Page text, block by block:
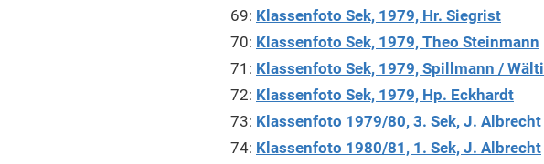
69: Klassenfoto Sek, 1979, Hr. Siegrist
70: Klassenfoto Sek, 1979, Theo Steinmann
71: Klassenfoto Sek, 1979, Spillmann / Wälti
72: Klassenfoto Sek, 1979, Hp. Eckhardt
73: Klassenfoto 1979/80, 3. Sek, J. Albrecht
74: Klassenfoto 1980/81, 1. Sek, J. Albrecht